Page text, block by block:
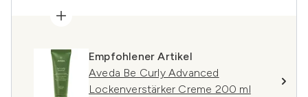
Empfohlener Artikel
Aveda Be Curly Advanced
Lockenverstärker Creme 200 ml